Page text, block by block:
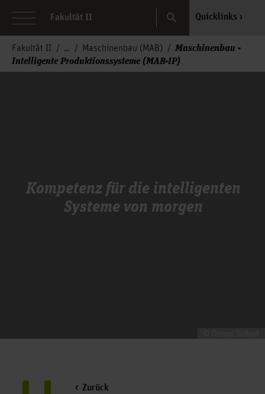
Fakultät II Search Quicklinks
Fakultät II Maschinenbau (MAB)
Maschinenbau -
Intelligente Produktionssysteme (MAB-IP)
Kompetenz für die intelligenten
Systeme von morgen
Zurück